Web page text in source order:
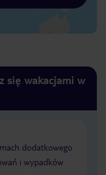
się wakacjami w
dodatkowego
i wypadków